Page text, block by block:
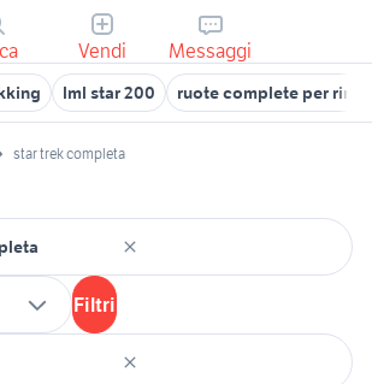
Vendi Messaggi
lml star 200 ruote complete per
star trek completa
Filtri